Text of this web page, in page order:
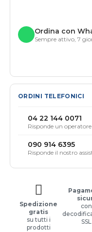
Ordina con
Sempre attivo, 7
ORDINI TELEFONICI
04 22 144 0071
Risponde un
090 914 6395
Risponde il nostro
Spedizione
gratis
su tutti i
prodotti
con
SSL